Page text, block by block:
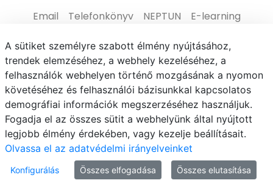
Email Telefonkönyv NEPTUN
E-learning
Médiaközpont
Informatikai Igazgatóság
Adatvédelem
© MATE 2021
A sütiket személyre szabott élmény nyújtásához,
trendek elemzéséhez, a webhely kezeléséhez, a
felhasználók webhelyen történő mozgásának a nyomon
követéséhez és felhasználói bázisunkkal kapcsolatos
demográfiai információk megszerzéséhez használjuk.
Fogadja el az összes sütit a webhelyünk által nyújtott
legjobb élmény érdekében, vagy kezelje beállításait.
Olvassa el az adatvédelmi irányelveinket
Konfigurálás Összes elfogadása Összes elutasítása